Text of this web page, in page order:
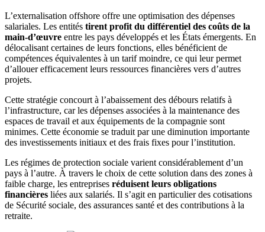
L’externalisation offshore offre une optimisation des dépenses
salariales. Les entités tirent profit du différentiel des coûts de la
main-d’œuvre entre les pays développés et les États émergents. En
délocalisant certaines de leurs fonctions, elles bénéficient de
compétences équivalentes à un tarif moindre, ce qui leur permet
d’allouer efficacement leurs ressources financières vers d’autres
projets.
Cette stratégie concourt à l’abaissement des débours relatifs à
l’infrastructure, car les dépenses associées à la maintenance des
espaces de travail et aux équipements de la compagnie sont
minimes. Cette économie se traduit par une diminution importante
des investissements initiaux et des frais fixes pour l’institution.
Les régimes de protection sociale varient considérablement d’un
pays à l’autre. À travers le choix de cette solution dans des zones à
faible charge, les entreprises réduisent leurs obligations
financières liées aux salariés. Il s’agit en particulier des cotisations
de Sécurité sociale, des assurances santé et des contributions à la
retraite.